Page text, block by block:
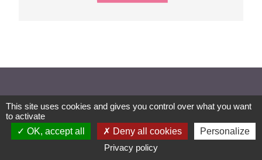
Découvrez toutes nos activités
This site uses cookies and gives you control over what you want
to activate
OK, accept all
Deny all cookies
Personalize
Privacy policy